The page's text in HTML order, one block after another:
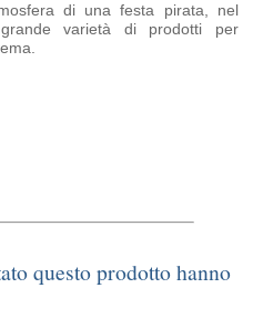
di una festa pirata, nel
varietà di prodotti per
questo prodotto hanno